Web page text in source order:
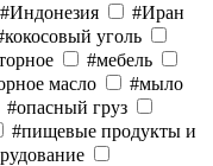
#Индонезия
#Иран
уголь
#мебель
масло
#мыло
#опасный груз
#пищевые продукты и